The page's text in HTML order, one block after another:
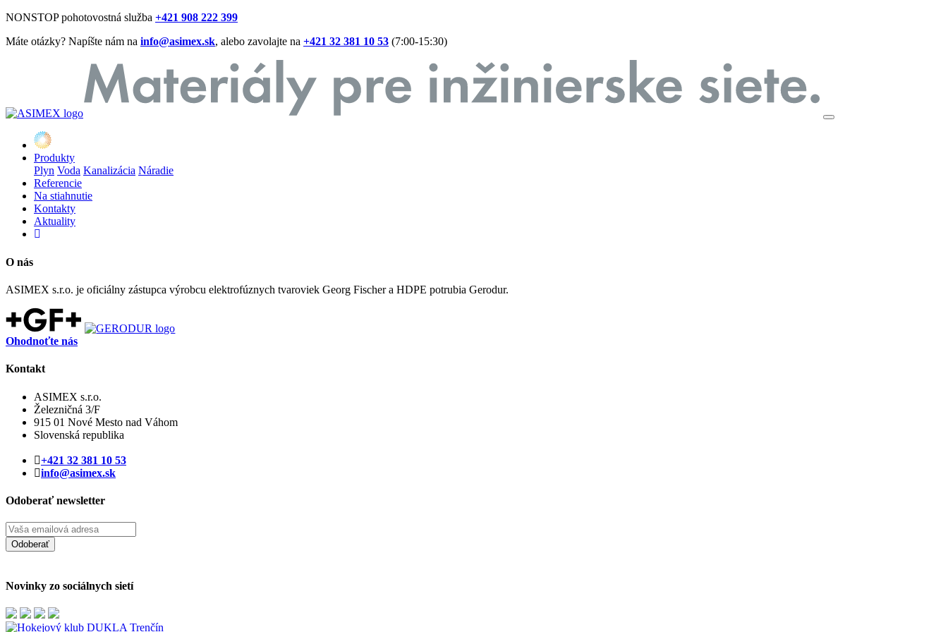
NONSTOP pohotovostná služba +421 908 222 399
Máte otázky? Napíšte nám na info@asimex.sk, alebo zavolajte na +421 32 381 10 53 (7:00-15:30)
Produkty
Plyn Voda Kanalizácia Náradie
Referencie
Na stiahnutie
Kontakty
Aktuality
O nás
ASIMEX s.r.o. je oficiálny zástupca výrobcu elektrofúznych tvaroviek Georg Fischer a HDPE potrubia Gerodur.
Ohodnoťte nás
Kontakt
ASIMEX s.r.o.
Železničná 3/F
915 01 Nové Mesto nad Váhom
Slovenská republika
+421 32 381 10 53
info@asimex.sk
Odoberať newsletter
Odoberať
Novinky zo sociálnych sietí